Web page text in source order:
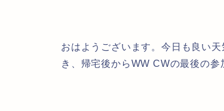
おはようございます。今日も良い
き、帰宅後からWW CWの最後の参